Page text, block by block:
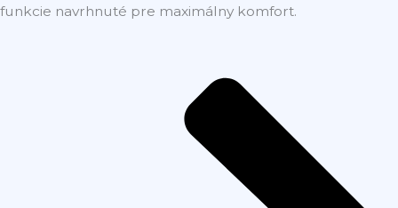
funkcie navrhnuté pre maximálny komfort.